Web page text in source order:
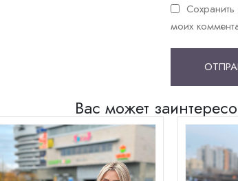
моих
Вас может